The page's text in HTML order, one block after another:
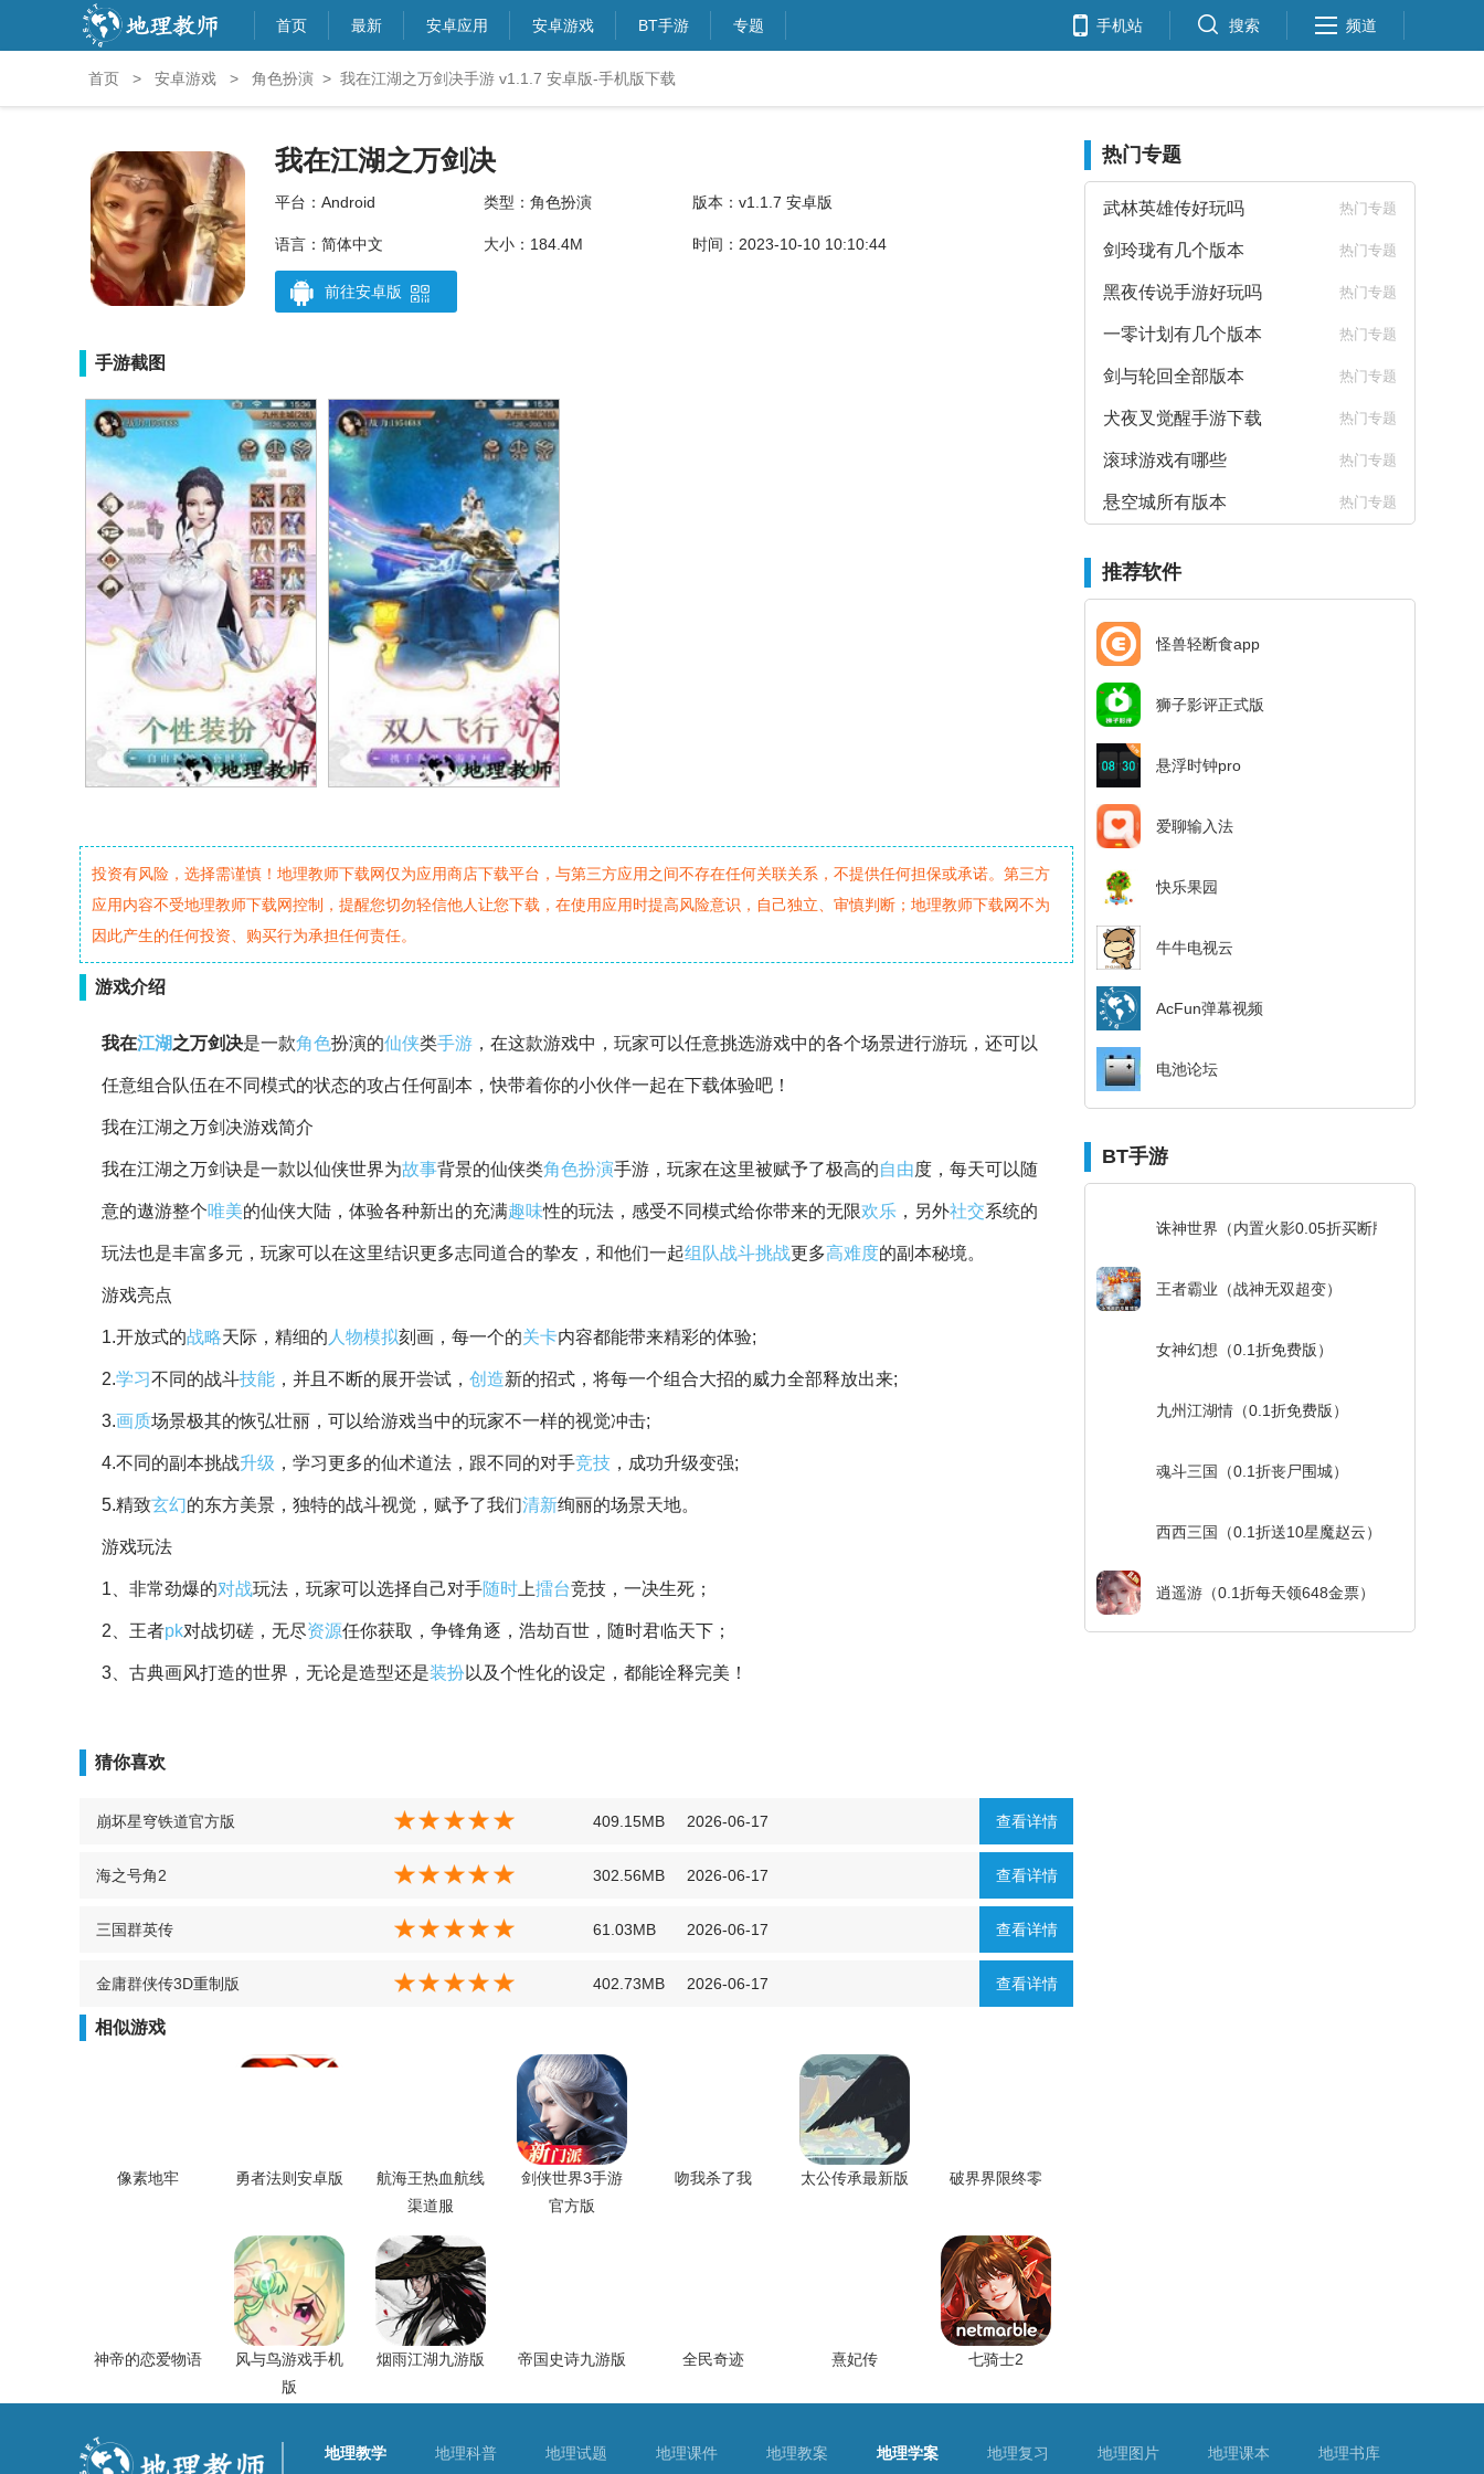
首页 最新 安卓应用 安卓游戏 BT手游 专题 手机站 搜索 频道
首页 > 安卓游戏 > 角色扮演 > 我在江湖之万剑决手游 v1.1.7 安卓版-手机版下载
我在江湖之万剑决
平台：Android 类型：角色扮演 版本：v1.1.7 安卓版
语言：简体中文 大小：184.4M 时间：2023-10-10 10:10:44
前往安卓版
手游截图
投资有风险，选择需谨慎！地理教师下载网仅为应用商店下载平台，与第三方应用之间不存在任何关联关系，不提供任何担保或承诺。第三方
应用内容不受地理教师下载网控制，提醒您切勿轻信他人让您下载，在使用应用时提高风险意识，自己独立、审慎判断；地理教师下载网不为
因此产生的任何投资、购买行为承担任何责任。
游戏介绍
我在江湖之万剑决是一款角色扮演的仙侠类手游 ，在这款游戏中，玩家可以任意挑选游戏中的各个场景进行游玩，还可以
任意组合队伍在不同模式的状态的攻占任何副本，快带着你的小伙伴一起在下载体验吧！
我在江湖之万剑决游戏简介
我在江湖之万剑诀是一款以仙侠世界为故事背景的仙侠类角色扮演手游，玩家在这里被赋予了极高的自由度，每天可以随
意的遨游整个唯美的仙侠大陆，体验各种新出的充满趣味性的玩法，感受不同模式给你带来的无限欢乐 ，另外社交系统的
玩法也是丰富多元，玩家可以在这里结识更多志同道合的挚友，和他们一起组队战斗挑战更多高难度的副本秘境。
游戏亮点
1.开放式的战略天际，精细的 人物模拟刻画，每一个的关卡内容都能带来精彩的体验;
2.学习不同的战斗技能 ，并且不断的展开尝试， 创造新的招式，将每一个组合大招的威力全部释放出来;
3.画质场景极其的恢弘壮丽，可以给游戏当中的玩家不一样的视觉冲击;
4.不同的副本挑战升级 ，学习更多的仙术道法，跟不同的对手竞技 ，成功升级变强;
5.精致玄幻的东方美景，独特的战斗视觉，赋予了我们清新绚丽的场景天地。
游戏玩法
1、非常劲爆的对战玩法，玩家可以选择自己对手随时 上擂台竞技，一决生死；
2、王者pk对战切磋，无尽资源任你获取，争锋角逐，浩劫百世，随时君临天下；
3、古典画风打造的世界，无论是造型还是装扮 以及个性化的设定，都能诠释完美！
猜你喜欢
查看详情
崩坏星穹铁道官方版 409.15MB 2026-06-17
查看详情
海之号角2 302.56MB 2026-06-17
查看详情
三国群英传 61.03MB 2026-06-17
查看详情
金庸群侠传3D重制版 402.73MB 2026-06-17
相似游戏
像素地牢 勇者法则安卓版
航海王热血航线
渠道服
剑侠世界3手游
官方版
吻我杀了我 太公传承最新版 破界界限终零
神帝的恋爱物语
风与鸟游戏手机
版
烟雨江湖九游版 帝国史诗九游版 全民奇迹 熹妃传 七骑士2
热门专题
武林英雄传好玩吗 热门专题
剑玲珑有几个版本 热门专题
黑夜传说手游好玩吗 热门专题
一零计划有几个版本 热门专题
剑与轮回全部版本 热门专题
犬夜叉觉醒手游下载 热门专题
滚球游戏有哪些 热门专题
悬空城所有版本 热门专题
推荐软件
怪兽轻断食app
狮子影评正式版
悬浮时钟pro
爱聊输入法
快乐果园
牛牛电视云
AcFun弹幕视频
电池论坛
BT手游
诛神世界（内置火影0.05折买断版）
王者霸业（战神无双超变）
女神幻想（0.1折免费版）
九州江湖情（0.1折免费版）
魂斗三国（0.1折丧尸围城）
西西三国（0.1折送10星魔赵云）
逍遥游（0.1折每天领648金票）
地理教学 地理科普 地理试题 地理课件 地理教案 地理学案 地理复习 地理图片 地理课本 地理书库